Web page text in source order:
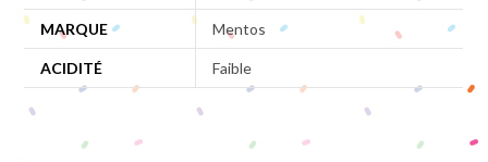
MARQUE Mentos
ACIDITÉ Faible